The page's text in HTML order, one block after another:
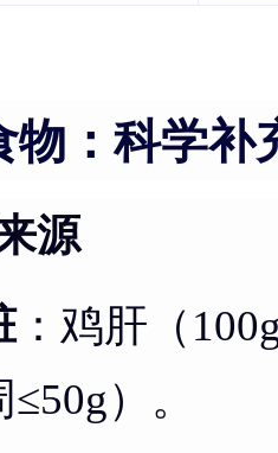
物：科学补
源
：鸡肝（
）。